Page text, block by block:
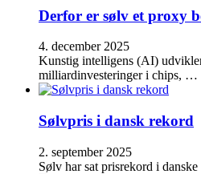
Derfor er sølv et proxy
4. december 2025
Kunstig intelligens (AI)
milliardinvesteringer i chips, …
Sølvpris i dansk rekord
2. september 2025
Sølv har sat prisrekord i